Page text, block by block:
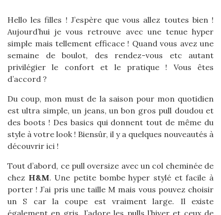
Hello les filles ! J’espère que vous allez toutes bien !
Aujourd’hui je vous retrouve avec une tenue hyper
simple mais tellement efficace ! Quand vous avez une
semaine de boulot, des rendez-vous etc autant
privilégier le confort et le pratique ! Vous êtes
d’accord ?
Du coup, mon must de la saison pour mon quotidien
est ultra simple, un jeans, un bon gros pull doudou et
des boots ! Des basics qui donnent tout de même du
style à votre look ! Biensûr, il y a quelques nouveautés à
découvrir ici !
Tout d’abord, ce pull oversize avec un col cheminée de
chez H&M. Une petite bombe hyper stylé et facile à
porter ! J’ai pris une taille M mais vous pouvez choisir
un S car la coupe est vraiment large. Il existe
également en gris. J’adore les pulls l’hiver et ceux de